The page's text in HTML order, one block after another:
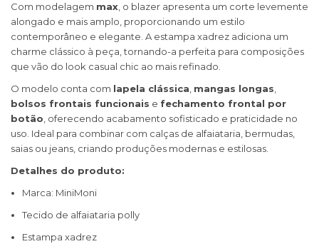
Com modelagem max , o blazer apresenta um corte levemente
alongado e mais amplo, proporcionando um estilo
contemporâneo e elegante. A estampa xadrez adiciona um
charme clássico à peça, tornando-a perfeita para composições
que vão do look casual chic ao mais refinado.
O modelo conta com lapela clássica mangas longas
bolsos frontais funcionais e fechamento frontal por
botão , oferecendo acabamento sofisticado e praticidade no
uso. Ideal para combinar com calças de alfaiataria, bermudas,
saias ou jeans, criando produções modernas e estilosas.
Detalhes do produto:
Marca: MiniMoni
Tecido de alfaiataria polly
Estampa xadrez